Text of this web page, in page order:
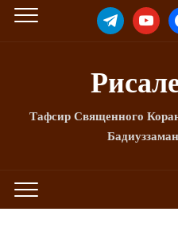
TELEGRAMYOUTUBE
Тафсир Священного